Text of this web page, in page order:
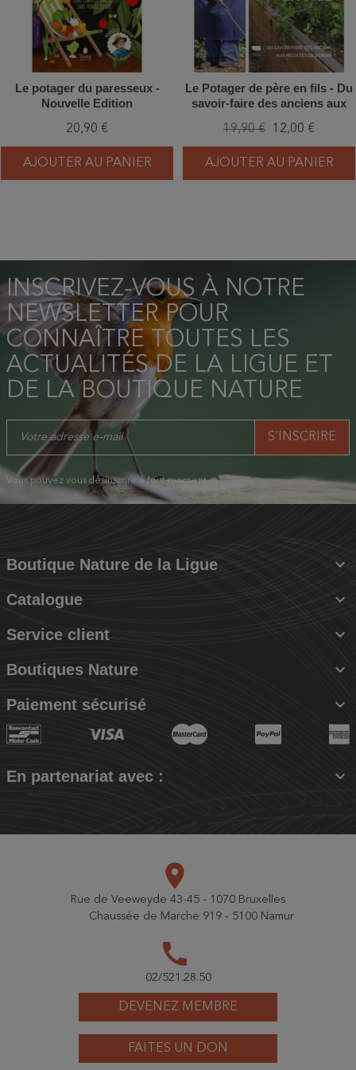
Le potager du paresseux -
Nouvelle Edition
20,90 €
AJOUTER AU PANIER
Le Potager de père en fils - Du
savoir-faire des anciens aux
19,90 € 12,00 €
AJOUTER AU PANIER
INSCRIVEZ-VOUS À NOTRE
NEWSLETTER POUR
CONNAÎTRE TOUTES LES
ACTUALITÉS DE LA LIGUE ET
DE LA BOUTIQUE NATURE
Vous pouvez vous désinscrire à tout moment.
Boutique Nature de la Ligue 
Catalogue 
Service client 
Boutiques Nature 
Paiement sécurisé 
En partenariat avec : 
DEVENEZ MEMBRE
FAITES UN DON
place
Rue de Veeweyde 43-45 - 1070 Bruxelles
Chaussée de Marche 919 - 5100 Namur
call
02/521.28.50